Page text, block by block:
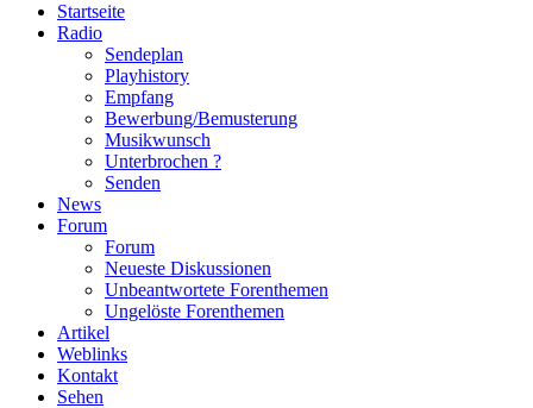
Startseite
Radio
Sendeplan
Playhistory
Empfang
Bewerbung/Bemusterung
Musikwunsch
Unterbrochen ?
Senden
News
Forum
Forum
Neueste Diskussionen
Unbeantwortete Forenthemen
Ungelöste Forenthemen
Artikel
Weblinks
Kontakt
Sehen